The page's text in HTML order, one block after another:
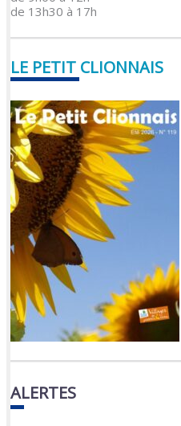
de 13h30 à 17h
LE PETIT CLIONNAIS
ALERTES